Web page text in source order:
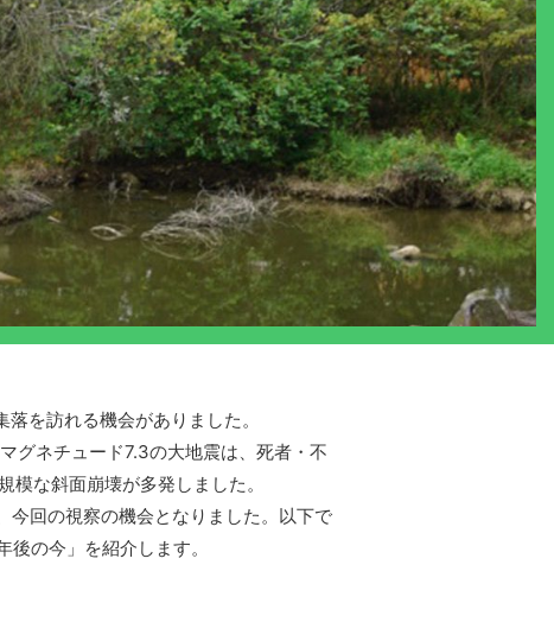
を訪れる機会がありました。
グネチュード7.3の大地震は、死者・不
な斜面崩壊が多発しました。
回の視察の機会となりました。以下で
の今」を紹介します。